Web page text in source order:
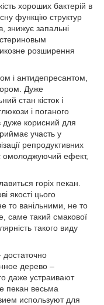
хороших бактерій в
функцію структур
знижує запальні
розширення
і антидепресантом,
Дуже
стан кісток і
і поганого
дуже корисний для
участь у
репродуктивних
омолоджуючий ефект,
горіх пекан.
якості цього
то ванільними, не то
саме такий смакової
такого виду
дерево –
даже устраивают
пекан весьма
используют для